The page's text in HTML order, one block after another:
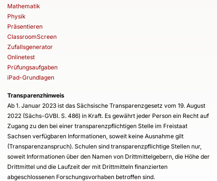
Mathematik
Physik
Präsentieren
ClassroomScreen
Zufallsgenerator
Onlinetest
Prüfungsaufgaben
iPad-Grundlagen
Transparenzhinweis
Ab 1. Januar 2023 ist das Sächsische Transparenzgesetz vom 19. August
2022 (Sächs-GVBl. S. 486) in Kraft. Es gewährt jeder Person ein Recht auf
Zugang zu den bei einer transparenzpflichtigen Stelle im Freistaat
Sachsen verfügbaren Informationen, soweit keine Ausnahme gilt
(Transparenzanspruch). Schulen sind transparenzpflichtige Stellen nur,
soweit Informationen über den Namen von Drittmittelgebern, die Höhe der
Drittmittel und die Laufzeit der mit Drittmitteln finanzierten
abgeschlossenen Forschungsvorhaben betroffen sind.